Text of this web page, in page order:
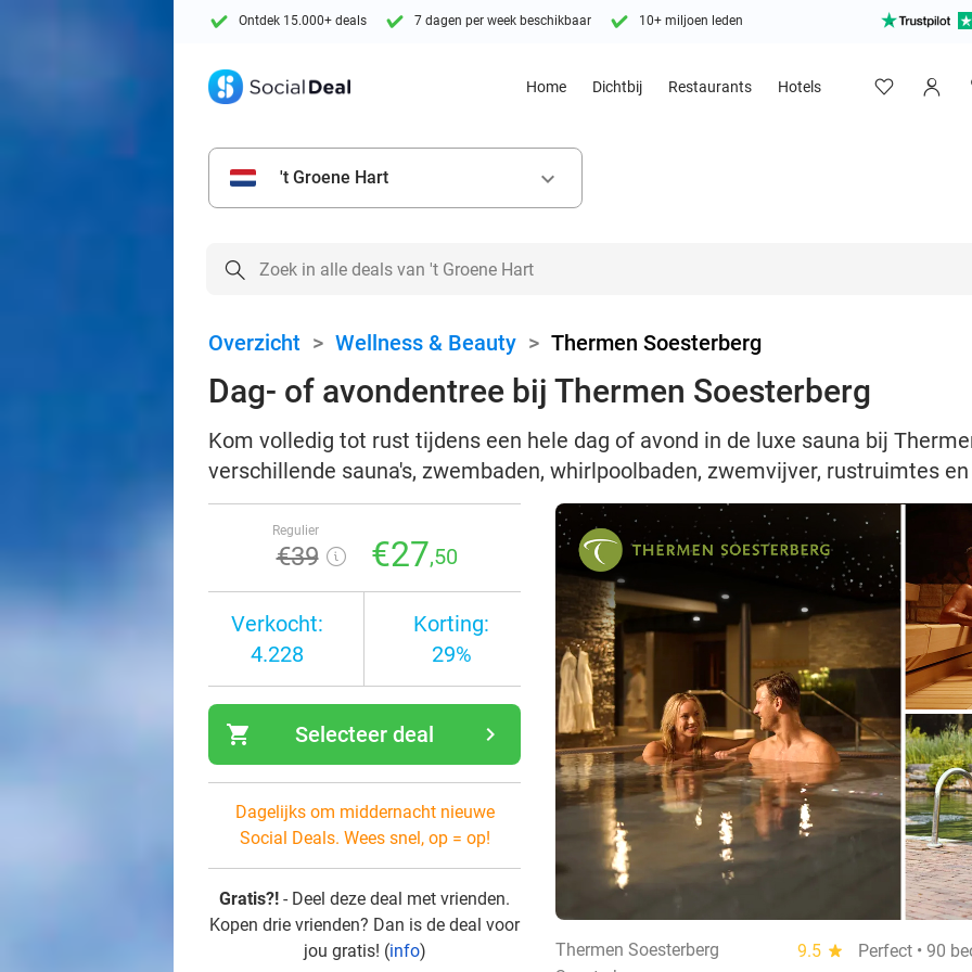
Ontdek 15.000+ deals 7 dagen per week beschikbaar 10+ miljoen leden
Home Dichtbij Restaurants Hotels
't Groene Hart keyboard_arrow_down
Overzicht > Wellness & Beauty > Thermen Soesterberg
Dag- of avondentree bij Thermen Soesterberg
Kom volledig tot rust tijdens een hele dag of avond in de luxe sauna bij
verschillende sauna's, zwembaden, whirlpoolbaden, zwemvijver, rustruimtes
Regulier
€39 €27,50
Verkocht:
4.228
Korting:
29%
shopping_cart navigate_next
Selecteer deal
Dagelijks om middernacht nieuwe
Social Deals. Wees snel, op = op!
Gratis?! - Deel deze deal met vrienden.
Kopen drie vrienden? Dan is de deal voor
jou gratis! (info) Thermen Soesterberg 9.5 star
Perfect • 90